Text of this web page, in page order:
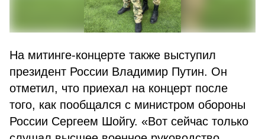
На митинге-концерте также выступил
президент России Владимир Путин. Он
отметил, что приехал на концерт после
того, как пообщался с министром обороны
России Сергеем Шойгу. «Вот сейчас только